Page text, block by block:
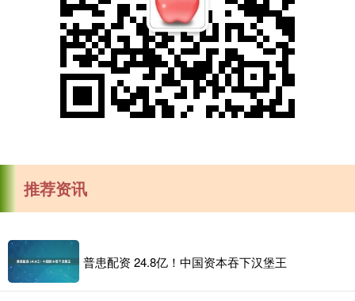
推荐资讯
普患配资 24.8亿！中国资本吞下汉堡王